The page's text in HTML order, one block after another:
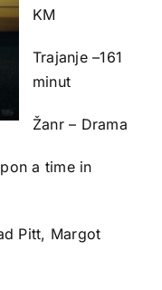
KM
Trajanje –161
minut
Žanr – Drama
a time in
Pitt, Margot